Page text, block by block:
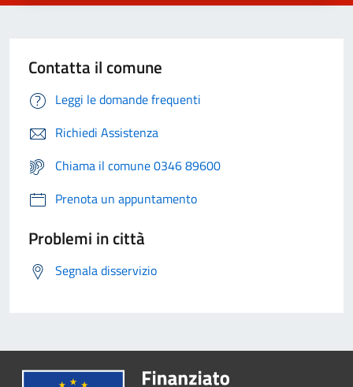
Contatta il comune
Leggi le domande frequenti
Richiedi Assistenza
Chiama il comune 0346 89600
Prenota un appuntamento
Problemi in città
Segnala disservizio